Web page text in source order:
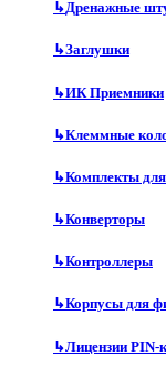
↳Дренажные
↳Заглушки
↳ИК Приемники
↳Клеммные
↳Комплекты
↳Конверторы
↳Контроллеры
↳Корпусы для
↳Лицензии PIN-